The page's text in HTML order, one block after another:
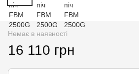
Немає в наявності
16 110 грн